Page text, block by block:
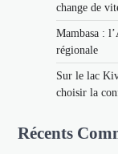
change de
Mambasa :
régionale
Sur le lac
choisir la
Récents